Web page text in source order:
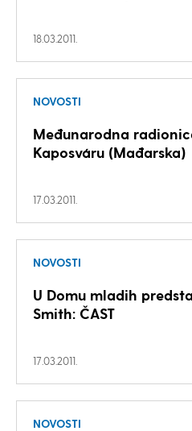
18.03.2011.
NOVOSTI
Međunarodna
Kaposváru (Mađarska)
17.03.2011.
NOVOSTI
U Domu mladih
Smith: ČAST
17.03.2011.
NOVOSTI